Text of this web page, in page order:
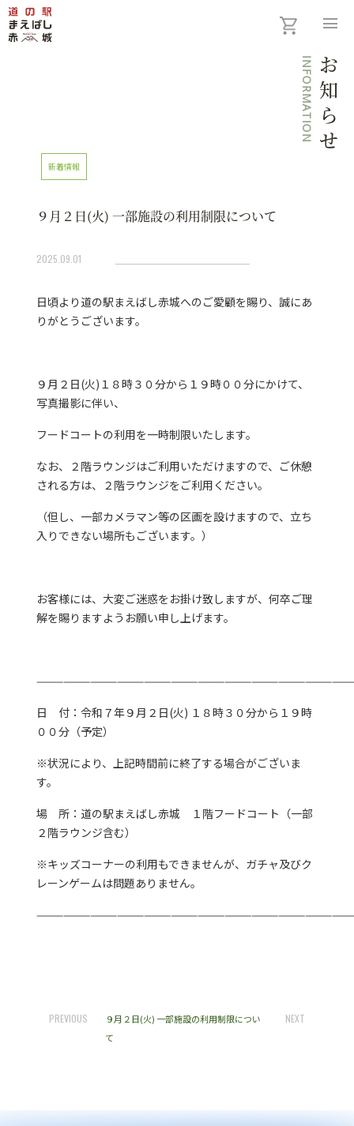
menu
お知らせ
INFORMATION
新着情報
９月２日(火) 一部施設の利用制限について
2025.09.01
日頃より道の駅まえばし赤城へのご愛顧を賜り、誠にあ
りがとうございます。
９月２日(火)１８時３０分から１９時００分にかけて、
写真撮影に伴い、
フードコートの利用を一時制限いたします。
なお、２階ラウンジはご利用いただけますので、ご休憩
される方は、２階ラウンジをご利用ください。
（但し、一部カメラマン等の区画を設けますので、立ち
入りできない場所もございます。）
お客様には、大変ご迷惑をお掛け致しますが、何卒ご理
解を賜りますようお願い申し上げます。
日 付：令和７年９月２日(火) １８時３０分から１９時
００分（予定）
※状況により、上記時間前に終了する場合がございま
す。
場 所：道の駅まえばし赤城 １階フードコート（一部
２階ラウンジ含む）
※キッズコーナーの利用もできませんが、ガチャ及びク
レーンゲームは問題ありません。
PREVIOUS
９月２日(火) 一部施設の利用制限につい
て
NEXT